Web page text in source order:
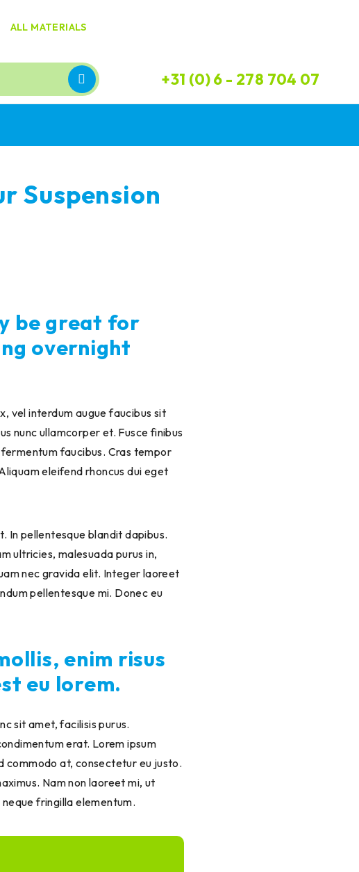
ALL MATERIALS
+31 (0) 6 - 278 704 07
Suspension
be great for
overnight
vel interdum augue faucibus sit
nunc ullamcorper et. Fusce finibus
faucibus. Cras tempor
eleifend rhoncus dui eget
In pellentesque blandit dapibus.
ultricies, malesuada purus in,
nec gravida elit. Integer laoreet
pellentesque mi. Donec eu
enim risus
eu lorem.
sit amet, facilisis purus.
erat. Lorem ipsum
at, consectetur eu justo.
Nam non laoreet mi, ut
fringilla elementum.